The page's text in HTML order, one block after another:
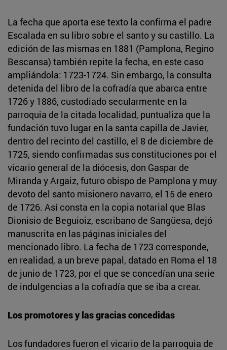
La fecha que aporta ese texto la confirma el padre
Escalada en su libro sobre el santo y su castillo. La
edición de las mismas en 1881 (Pamplona, Regino
Bescansa) también repite la fecha, en este caso
ampliándola: 1723-1724. Sin embargo, la consulta
detenida del libro de la cofradía que abarca entre
1726 y 1886, custodiado secularmente en la
parroquia de la citada localidad, puntualiza que la
fundación tuvo lugar en la santa capilla de Javier,
dentro del recinto del castillo, el 8 de diciembre de
1725, siendo confirmadas sus constituciones por el
vicario general de la diócesis, don Gaspar de
Miranda y Argaiz, futuro obispo de Pamplona y muy
devoto del santo misionero navarro, el 15 de enero
de 1726. Así consta en la copia notarial que Blas
Dionisio de Beguioiz, escribano de Sangüesa, dejó
manuscrita en las páginas iniciales del
mencionado libro. La fecha de 1723 corresponde,
en realidad, a un breve papal, datado en Roma el 18
de junio de 1723, por el que se concedían una serie
de indulgencias a la cofradía que se iba a crear.
Los promotores y las gracias concedidas
Los fundadores fueron el vicario de la parroquia de